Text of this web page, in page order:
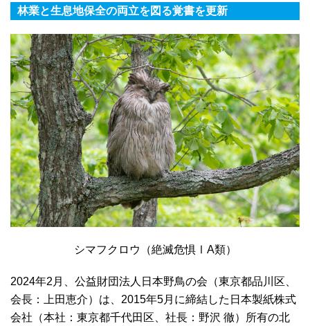
林業と生息地保全の両立を図る覚書を更新
シマフクロウ（絶滅危惧ⅠA類）
2024年2月、公益財団法人日本野鳥の会（東京都品川区、
会長：上田恵介）は、2015年5月に締結した日本製紙株式
会社（本社：東京都千代田区、社長：野沢 徹）所有の北